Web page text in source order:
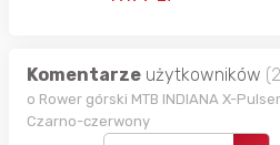
Komentarze użytkowników
o Rower górski MTB INDIANA X-
Czarno-czerwony